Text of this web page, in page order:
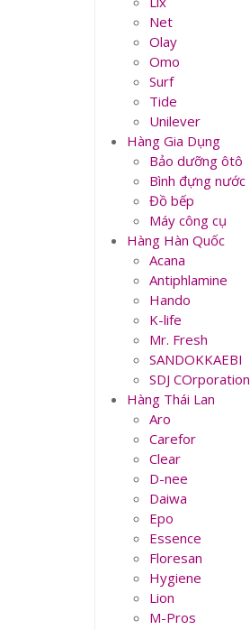
Net
Olay
Omo
Surf
Tide
Unilever
Hàng Gia Dụng
Bảo dưỡng ôtô
Bình đựng nước
Đồ bếp
Máy công cụ
Hàng Hàn Quốc
Acana
Antiphlamine
Hando
K-life
Mr. Fresh
SANDOKKAEBI
SDJ COrporation
Hàng Thái Lan
Aro
Carefor
Clear
D-nee
Daiwa
Epo
Essence
Floresan
Hygiene
Lion
M-Pros